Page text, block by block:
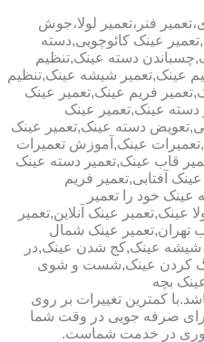
فنر،تعمیر لولا،جوش
عینک کائوچویی,دسته
دسته عینک,تنظیم
عینک,تعمیر شیشه عینک,تنظیم
فریم عینک,تعمیر عینک
عینک,تعمیر عینک
دسته عینک,تعمیر عینک
عینک,آموزش تعمیرات
قاب عینک,تعمیر دسته عینک
آفتابی,تعمیر فریم
خود را تعمیر
عینک,تعمیر عینک آنلاین,تعمیر
تهران,تعمیر عینک شمال
شیشه عینک,کج شدن عینک,در
کردن عینک,شست و شوی
بچه
کمترین تغییرات بر روی
صرفه جویی در وقت شما
فوری در خدمت شماست.